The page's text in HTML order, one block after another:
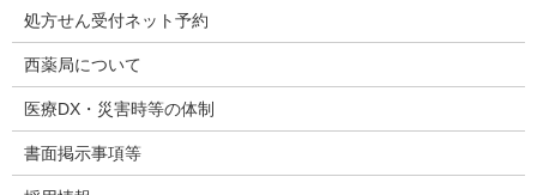
処方せん受付ネット予約
西薬局について
医療DX・災害時等の体制
書面掲示事項等